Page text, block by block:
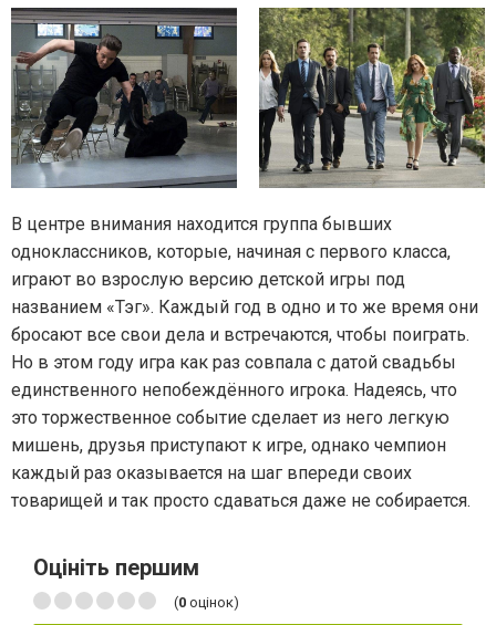
В центре внимания находится группа бывших
одноклассников, которые, начиная с первого класса,
играют во взрослую версию детской игры под
названием «Тэг». Каждый год в одно и то же время они
бросают все свои дела и встречаются, чтобы поиграть.
Но в этом году игра как раз совпала с датой свадьбы
единственного непобеждённого игрока. Надеясь, что
это торжественное событие сделает из него легкую
мишень, друзья приступают к игре, однако чемпион
каждый раз оказывается на шаг впереди своих
товарищей и так просто сдаваться даже не собирается.
Оцініть першим
(0 оцінок)